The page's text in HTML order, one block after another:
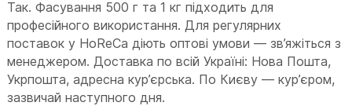
Так. Фасування 500 г та 1 кг підходить для
професійного використання. Для регулярних
поставок у HoReCa діють оптові умови — зв’яжіться з
менеджером. Доставка по всій Україні: Нова Пошта,
Укрпошта, адресна кур’єрська. По Києву — кур’єром,
зазвичай наступного дня.